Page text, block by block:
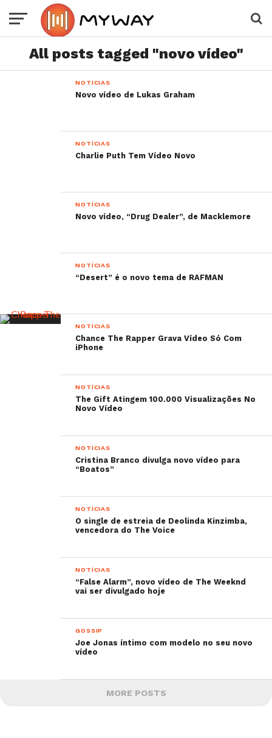
All posts tagged "novo vídeo"
NOTÍCIAS
Novo vídeo de Lukas Graham
NOTÍCIAS
Charlie Puth Tem Vídeo Novo
NOTÍCIAS
Novo vídeo, “Drug Dealer”, de Macklemore
NOTÍCIAS
“Desert” é o novo tema de RAFMAN
NOTÍCIAS
Chance The Rapper Grava Vídeo Só Com
iPhone
NOTÍCIAS
The Gift Atingem 100.000 Visualizações No
Novo Vídeo
NOTÍCIAS
Cristina Branco divulga novo vídeo para
“Boatos”
NOTÍCIAS
O single de estreia de Deolinda Kinzimba,
vencedora do The Voice
NOTÍCIAS
“False Alarm”, novo vídeo de The Weeknd
vai ser divulgado hoje
GOSSIP
Joe Jonas íntimo com modelo no seu novo
vídeo
MORE POSTS